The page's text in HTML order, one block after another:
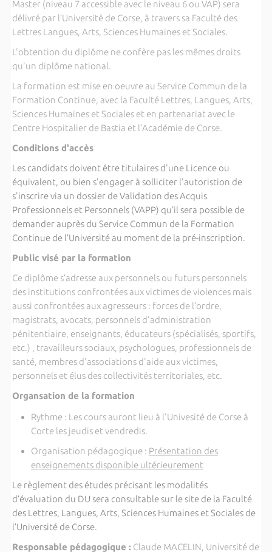
Master (niveau 7 accessible avec le niveau 6 ou VAP) sera
délivré par l’Université de Corse, à travers sa Faculté des
Lettres Langues, Arts, Sciences Humaines et Sociales.
L'obtention du diplôme ne confère pas les mêmes droits
qu'un diplôme national.
La formation est mise en oeuvre au Service Commun de la
Formation Continue, avec la Faculté Lettres, Langues, Arts,
Sciences Humaines et Sociales et en partenariat avec le
Centre Hospitalier de Bastia et l'Académie de Corse.
Conditions d'accès
Les candidats doivent être titulaires d'une Licence ou
équivalent, ou bien s'engager à solliciter l'autoristion de
s'inscrire via un dossier de Validation des Acquis
Professionnels et Personnels (VAPP) qu’il sera possible de
demander auprès du Service Commun de la Formation
Continue de l’Université au moment de la pré-inscription.
Public visé par la formation
Ce diplôme s’adresse aux personnels ou futurs personnels
des institutions confrontées aux victimes de violences mais
aussi confrontées aux agresseurs : forces de l’ordre,
magistrats, avocats, personnels d'administration
pénitentiaire, enseignants, éducateurs (spécialisés, sportifs,
etc.) , travailleurs sociaux, psychologues, professionnels de
santé, membres d'associations d'aide aux victimes,
personnels et élus des collectivités territoriales, etc.
Organsation de la formation
Rythme : Les cours auront lieu à l'Univesité de Corse à
Corte les jeudis et vendredis.
Organisation pédagogique : Présentation des
enseignements disponible ultérieurement
Le règlement des études précisant les modalités
d’évaluation du DU sera consultable sur le site de la Faculté
des Lettres, Langues, Arts, Sciences Humaines et Sociales de
l’Université de Corse.
Responsable pédagogique : Claude MACELIN, Université de